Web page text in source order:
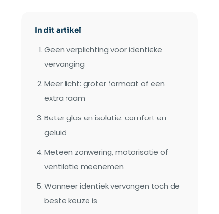
In dit artikel
Geen verplichting voor identieke
vervanging
Meer licht: groter formaat of een
extra raam
Beter glas en isolatie: comfort en
geluid
Meteen zonwering, motorisatie of
ventilatie meenemen
Wanneer identiek vervangen toch de
beste keuze is